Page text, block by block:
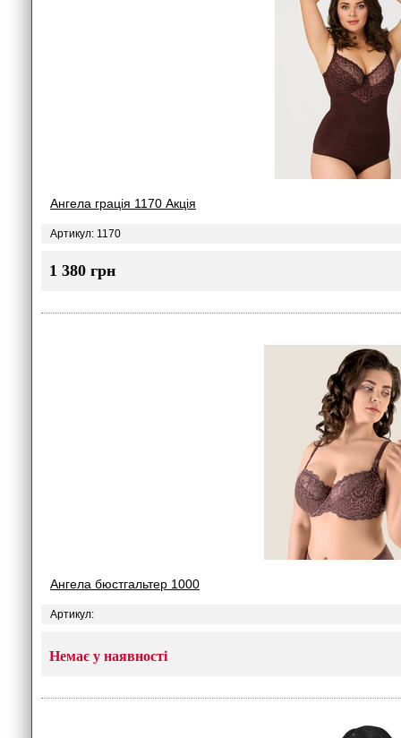
Ангела грація 1170 Акція
Артикул: 1170
1 380 грн
Ангела бюстгальтер 1000
Артикул:
Немає у наявності